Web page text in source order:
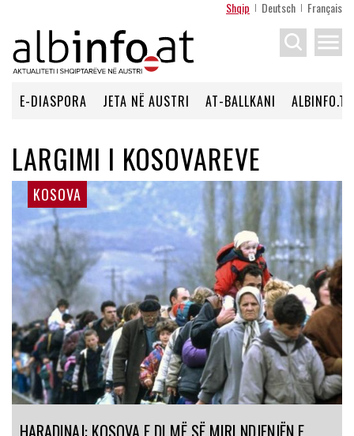
Shqip Deutsch Français
menu
E-DIASPORA JETA NË AUSTRI AT-BALLKANI ALBINFO.TV
LARGIMI I KOSOVAREVE
KOSOVA
HARADINAJ: KOSOVA E DI MË SË MIRI NDJENJËN E